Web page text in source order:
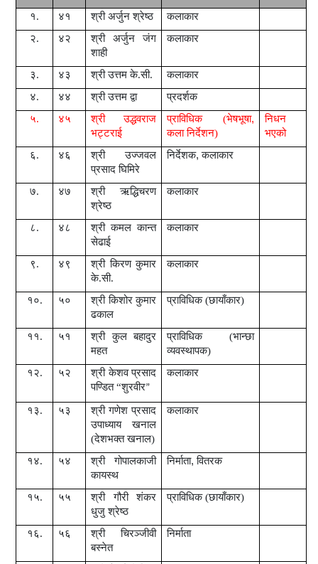
१. ४१ श्री अर्जुन श्रेष्ठ
कलाकार
२.
४२ श्री
अर्जुन जंग
शाही
कलाकार
३. ४३ श्री उत्तम के.सी.
कलाकार
४.
४४ श्री उत्तम द्वा
प्रदर्शक
५.
४५ श्री
उद्धवराज
भट्टराई
प्राविधिक (भेषभूषा,
कला निर्देशन)
निधन
भएको
६.
४६ श्री
उज्जवल
प्रसाद घिमिरे
निर्देशक,कलाकार
७. ४७ श्री
ऋद्धिचरण
श्रेष्ठ
कलाकार
८. ४८ श्री कमल कान्त
सेढाई
कलाकार
९. ४९ श्री किरण कुमार
के.सी.
कलाकार
१०. ५० श्री किशोर कुमार
ढकाल
प्राविधिक (छायाँकार)
११. ५१ श्री कुल बहादुर
महत
प्राविधिक (भान्छा
व्यवस्थापक)
१२.
५२ श्री केशव प्रसाद
पण्डित “शुरवीर”
कलाकार
१३. ५३ श्री गणेश प्रसाद
उपाध्याय खनाल
(देशभक्त खनाल)
कलाकार
१४. ५४ श्री
गोपालकाजी
कायस्थ
निर्माता,वितरक
१५. ५५ श्री
गौरी शंकर
धुजु श्रेष्ठ
प्राविधिक (छायाँकार)
१६. ५६ श्री
चिरञ्जीवी
बस्नेत
निर्माता